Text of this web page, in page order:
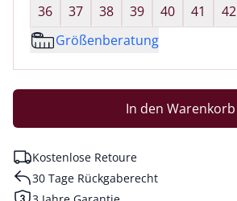
36
37 38 39 40 41
42
Größenberatung
In den Warenkorb
Kostenlose Retoure
30 Tage Rückgaberecht